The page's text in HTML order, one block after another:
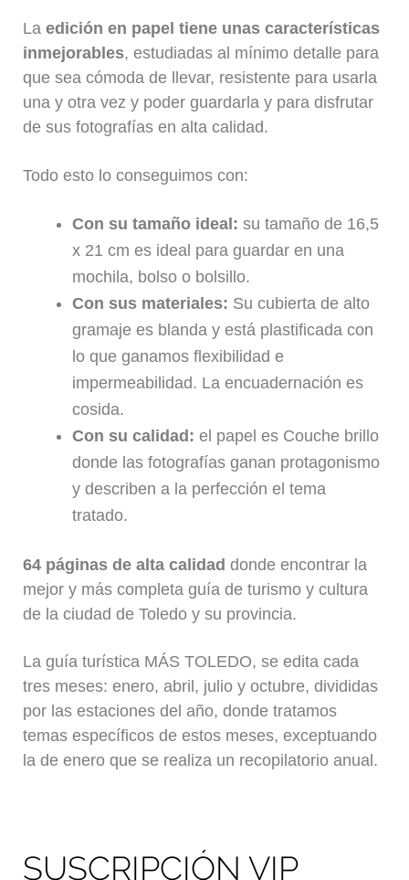
Laedición en papel tiene unas características
inmejorables, estudiadas al mínimo detalle para
que sea cómoda de llevar, resistente para usarla
una y otra vez y poder guardarla y para disfrutar
de sus fotografías en alta calidad.
Todo esto lo conseguimos con:
Con su tamaño ideal: su tamaño de 16,5
x 21 cm es ideal para guardar en una
mochila, bolso o bolsillo.
Con sus materiales: Su cubierta de alto
gramaje es blanda y está plastificada con
lo que ganamos flexibilidad e
impermeabilidad. La encuadernación es
cosida.
Con su calidad: el papel es Couche brillo
donde las fotografías ganan protagonismo
y describen a la perfección el tema
tratado.
64 páginas de alta calidad donde encontrar la
mejor y más completa guía de turismo y cultura
de la ciudad de Toledo y su provincia.
La guía turística MÁS TOLEDO, se edita cada
tres meses: enero, abril, julio y octubre, divididas
por las estaciones del año, donde tratamos
temas específicos de estos meses, exceptuando
la de enero que se realiza un recopilatorio anual.
SUSCRIPCIÓN VIP